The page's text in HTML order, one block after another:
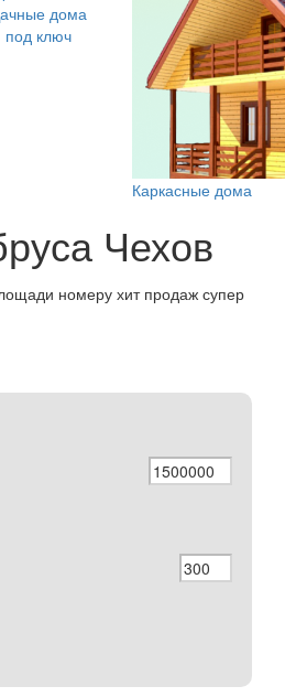
дома
под ключ
Каркасные дома
Чехов
номеру хит продаж супер